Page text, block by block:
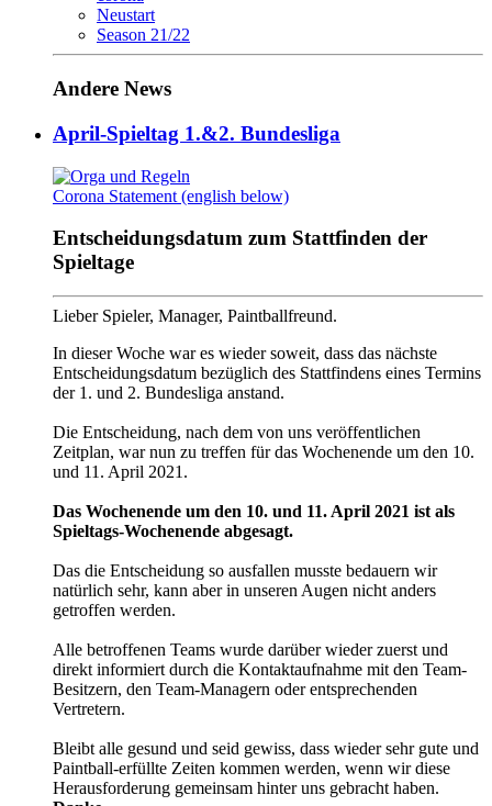
Neustart
Season 21/22
Andere News
April-Spieltag 1.&2. Bundesliga
Corona Statement (english below)
Entscheidungsdatum zum Stattfinden der
Spieltage
Lieber Spieler, Manager, Paintballfreund.
In dieser Woche war es wieder soweit, dass das nächste
Entscheidungsdatum bezüglich des Stattfindens eines Termins
der 1. und 2. Bundesliga anstand.
Die Entscheidung, nach dem von uns veröffentlichen
Zeitplan, war nun zu treffen für das Wochenende um den 10.
und 11. April 2021.
Das Wochenende um den 10. und 11. April 2021 ist als
Spieltags-Wochenende abgesagt.
Das die Entscheidung so ausfallen musste bedauern wir
natürlich sehr, kann aber in unseren Augen nicht anders
getroffen werden.
Alle betroffenen Teams wurde darüber wieder zuerst und
direkt informiert durch die Kontaktaufnahme mit den Team-
Besitzern, den Team-Managern oder entsprechenden
Vertretern.
Bleibt alle gesund und seid gewiss, dass wieder sehr gute und
Paintball-erfüllte Zeiten kommen werden, wenn wir diese
Herausforderung gemeinsam hinter uns gebracht haben.